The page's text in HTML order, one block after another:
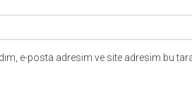
e-posta adresim ve site adresim bu